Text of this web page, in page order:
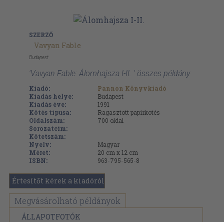
SZERZŐ
Vavyan Fable
Budapest
'Vavyan Fable: Álomhajsza I-II. ' összes példány
Kiadó:
Pannon Könyvkiadó
Kiadás helye:
Budapest
Kiadás éve:
1991
Kötés típusa:
Ragasztott papírkötés
Oldalszám:
700 oldal
Sorozatcím:
Kötetszám:
Nyelv:
Magyar
Méret:
20 cm x 12 cm
ISBN:
963-795-565-8
Értesítőt kérek a kiadóról
Megvásárolható példányok
ÁLLAPOTFOTÓK